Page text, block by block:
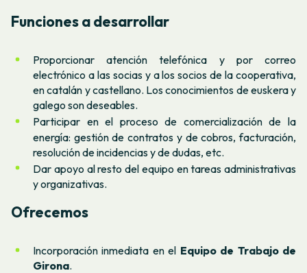
Funciones a desarrollar
Proporcionar atención telefónica y por correo
electrónico a las socias y a los socios de la cooperativa,
en catalán y castellano. Los conocimientos de euskera y
galego son deseables.
Participar en el proceso de comercialización de la
energía: gestión de contratos y de cobros, facturación,
resolución de incidencias y de dudas, etc.
Dar apoyo al resto del equipo en tareas administrativas
y organizativas.
Ofrecemos
Incorporación inmediata en el Equipo de Trabajo de
Girona.